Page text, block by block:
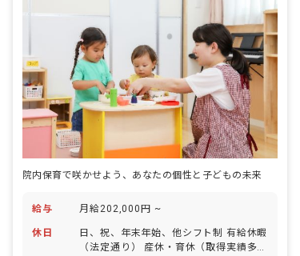
院内保育で咲かせよう、あなたの個性と子どもの未来
給与 月給202,000円 ~
休日
日、祝、年末年始、他シフト制 有給休暇
（法定通り） 産休・育休（取得実績多